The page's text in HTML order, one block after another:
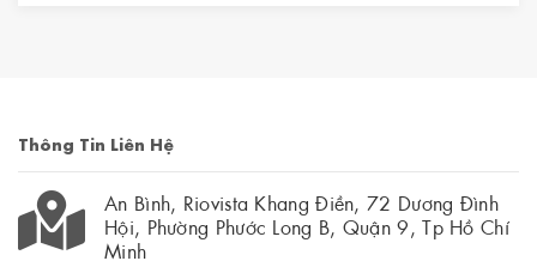
Thông Tin Liên Hệ
An Bình, Riovista Khang Điền, 72 Dương Đình
Hội, Phường Phước Long B, Quận 9, Tp Hồ Chí
Minh